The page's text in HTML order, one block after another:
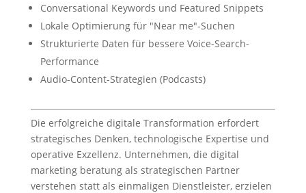
Conversational Keywords und Featured Snippets
Lokale Optimierung für "Near me"-Suchen
Strukturierte Daten für bessere Voice-Search-
Performance
Audio-Content-Strategien (Podcasts)
Die erfolgreiche digitale Transformation erfordert
strategisches Denken, technologische Expertise und
operative Exzellenz. Unternehmen, die digital
marketing beratung als strategischen Partner
verstehen statt als einmaligen Dienstleister, erzielen